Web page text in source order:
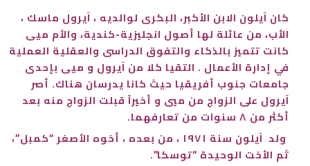
كان آيلون الابن الأكبر، البكرى لوالديه ، آيرول ماسك ،
الأب، من عائلة لها أصول انجليزية-كندية، والأم ميى
كانت تتميز بالذكاء والتفوق الدراسى والعقلية العملية
في إدارة الأعمال . التقيا كلا من آيرول و ميى بإحدى
جامعات جنوب أفريقيا حيث كانا يدرسان هناك. أصر
آيرول على الزواج من ميي و أخيراً قبلت الزواج منه بعد
أكثر من ٨ سنوات من تعارفهما.
ولد آيلون سنة ١٩٧١ ، من بعده ، أخوه الأصغر “كمبل”،
ثم الأخت الوحيدة “توسكا”.